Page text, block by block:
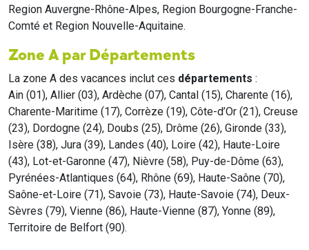
Region Auvergne-Rhône-Alpes, Region Bourgogne-Franche-
Comté et Region Nouvelle-Aquitaine.
Zone A par Départements
La zone A des vacances inclut ces départements :
Ain (01), Allier (03), Ardèche (07), Cantal (15), Charente (16),
Charente-Maritime (17), Corrèze (19), Côte-d’Or (21), Creuse
(23), Dordogne (24), Doubs (25), Drôme (26), Gironde (33),
Isère (38), Jura (39), Landes (40), Loire (42), Haute-Loire
(43), Lot-et-Garonne (47), Nièvre (58), Puy-de-Dôme (63),
Pyrénées-Atlantiques (64), Rhône (69), Haute-Saône (70),
Saône-et-Loire (71), Savoie (73), Haute-Savoie (74), Deux-
Sèvres (79), Vienne (86), Haute-Vienne (87), Yonne (89),
Territoire de Belfort (90).